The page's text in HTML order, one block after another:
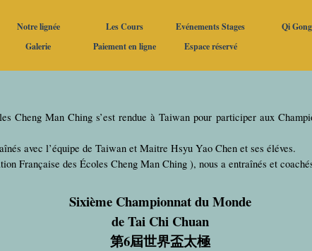
Sauter le menu
▼
Notre lignée ▼
Les Cours ▼
Evénements Stages ▼
Qi Gong
▼
Galerie ▼
Paiement en ligne ▼
Espace réservé
Cheng Man Ching s’est rendue à Taiwan pour participer aux
avec l’équipe de Taiwan et Maitre Hsyu Yao Chen et ses éléves.
Française des Écoles Cheng Man Ching ), nous a entraînés et
Sixième Championnat du Monde
de Tai Chi Chuan
第6屆世界盃太極